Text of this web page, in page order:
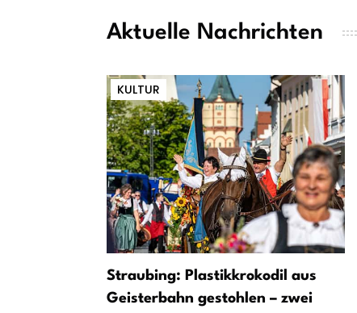
Aktuelle Nachrichten
KULTUR
Straubing: Plastikkrokodil aus
Geisterbahn gestohlen – zwei